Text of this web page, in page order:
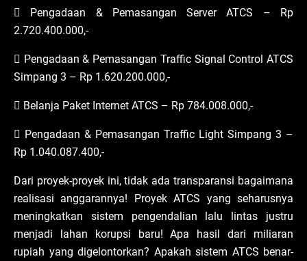
 Pengadaan & Pemasangan Server ATCS – Rp
2.720.400.000,-
 Pengadaan & Pemasangan Traffic Signal Control ATCS
Simpang 3 – Rp 1.620.200.000,-
 Belanja Paket Internet ATCS – Rp 784.008.000,-
 Pengadaan & Pemasangan Traffic Light Simpang 3 –
Rp 1.040.087.400,-
Dari proyek-proyek ini, tidak ada transparansi bagaimana
realisasi anggarannya! Proyek ATCS yang seharusnya
meningkatkan sistem pengendalian lalu lintas justru
menjadi lahan korupsi baru! Apa hasil dari miliaran
rupiah yang digelontorkan? Apakah sistem ATCS benar-